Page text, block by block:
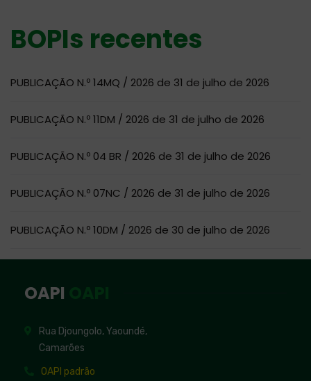
BOPIs recentes
PUBLICAÇÃO N.º 14MQ / 2026 de 31 de julho de 2026
PUBLICAÇÃO N.º 11DM / 2026 de 31 de julho de 2026
PUBLICAÇÃO N.º 04 BR / 2026 de 31 de julho de 2026
PUBLICAÇÃO N.º 07NC / 2026 de 31 de julho de 2026
PUBLICAÇÃO N.º 10DM / 2026 de 30 de julho de 2026
OAPI
Rua Djoungolo, Yaoundé,
Camarões
OAPI padrão